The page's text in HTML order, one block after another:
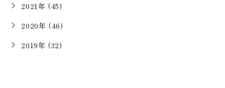
2021年 (45)
2020年 (46)
2019年 (32)